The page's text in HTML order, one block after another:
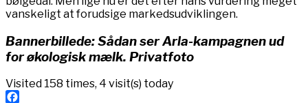
vanskeligt at forudsige markedsudviklingen.
Bannerbillede: Sådan ser Arla-kampagnen ud
for økologisk mælk. Privatfoto
Visited 158 times, 4 visit(s) today